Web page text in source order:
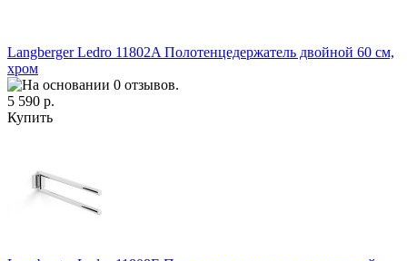
Langberger Ledro 11802A Полотенцедержатель двойной 60 см,
хром
5 590 р.
Купить